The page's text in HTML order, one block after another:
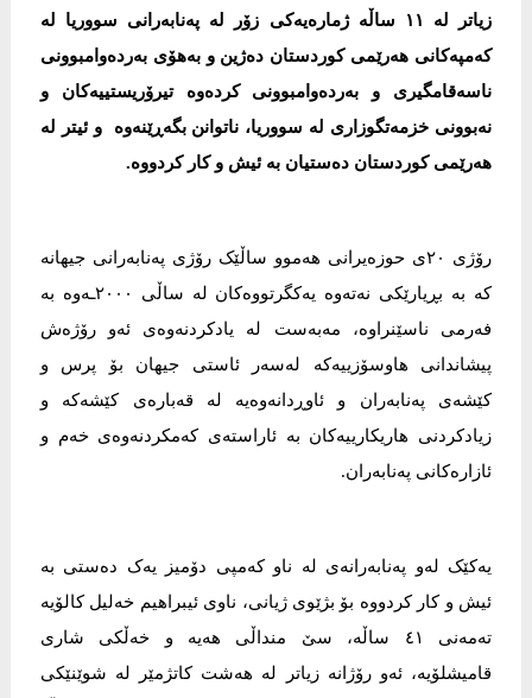
زیاتر لە ١١ ساڵە ژمارەیەکی زۆر لە پەنابەرانی سووریا لە
کەمپەکانی ھەرێمی کوردستان دەژین و بەھۆی بەردەوامبوونی
ناسەقامگیری و بەردەوامبوونی کردەوە تیرۆریستییەکان و
نەبوونی خزمەتگوزاری لە سووریا، ناتوانن بگەڕێنەوە و ئیتر لە
ھەرێمی کوردستان دەستیان بە ئیش و کار کردووە.
رۆژی ٢٠ی حوزەیرانی ھەموو ساڵێک رۆژی پەنابەرانی جیھانە
کە بە بڕیارێکی نەتەوە یەکگرتووەکان لە ساڵی ٢٠٠٠ـەوە بە
فەرمی ناسێنراوە، مەبەست لە یادکردنەوەی ئەو رۆژەش
پیشاندانی ھاوسۆزییەکە لەسەر ئاستی جیھان بۆ پرس و
کێشەی پەنابەران و ئاوڕدانەوەیە لە قەبارەی کێشەکە و
زیادکردنی ھاریکارییەکان بە ئاراستەی کەمکردنەوەی خەم و
ئازارەکانی پەنابەران.
یەکێک لەو پەنابەرانەی لە ناو کەمپی دۆمیز یەک دەستی بە
ئیش و کار کردووە بۆ بژێوی ژیانی، ناوی ئیبراھیم خەلیل کالۆیە
تەمەنی ٤١ ساڵە، سێ منداڵی ھەیە و خەڵکی شاری
قامیشلۆیە، ئەو رۆژانە زیاتر لە ھەشت کاتژمێر لە شوێنێکی